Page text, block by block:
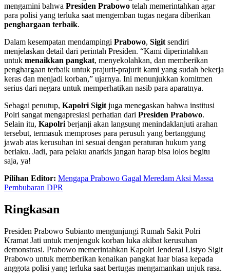
mengamini bahwa Presiden Prabowo telah memerintahkan agar
para polisi yang terluka saat mengemban tugas negara diberikan
penghargaan terbaik.
Dalam kesempatan mendampingi Prabowo, Sigit sendiri
menjelaskan detail dari perintah Presiden. “Kami diperintahkan
untuk menaikkan pangkat, menyekolahkan, dan memberikan
penghargaan terbaik untuk prajurit-prajurit kami yang sudah bekerja
keras dan menjadi korban,” ujarnya. Ini menunjukkan komitmen
serius dari negara untuk memperhatikan nasib para aparatnya.
Sebagai penutup, Kapolri Sigit juga menegaskan bahwa institusi
Polri sangat mengapresiasi perhatian dari Presiden Prabowo.
Selain itu, Kapolri berjanji akan langsung menindaklanjuti arahan
tersebut, termasuk memproses para perusuh yang bertanggung
jawab atas kerusuhan ini sesuai dengan peraturan hukum yang
berlaku. Jadi, para pelaku anarkis jangan harap bisa lolos begitu
saja, ya!
Pilihan Editor: Mengapa Prabowo Gagal Meredam Aksi Massa
Pembubaran DPR
Ringkasan
Presiden Prabowo Subianto mengunjungi Rumah Sakit Polri
Kramat Jati untuk menjenguk korban luka akibat kerusuhan
demonstrasi. Prabowo memerintahkan Kapolri Jenderal Listyo Sigit
Prabowo untuk memberikan kenaikan pangkat luar biasa kepada
anggota polisi yang terluka saat bertugas mengamankan unjuk rasa.